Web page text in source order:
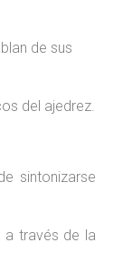
de sus
del ajedrez.
sintonizarse
a través de la